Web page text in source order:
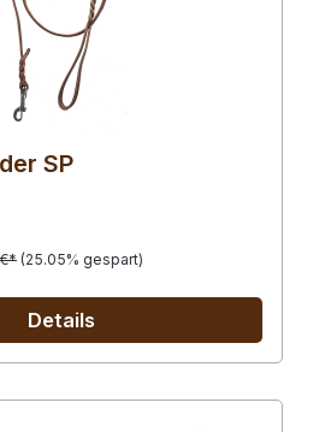
SP
€* (25.05% gespart)
Details